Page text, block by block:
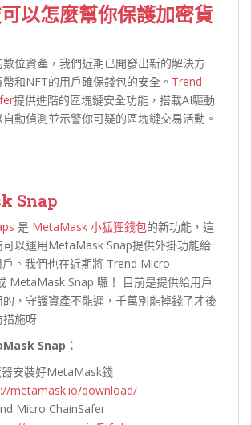
以怎麼幫你保護加密貨
位資產，我們近期已開發出新的解決方
和NFT的用戶確保錢包的安全。 Trend
提供進階的區塊鏈安全功能，搭載AI驅動
動偵測並示警你可疑的區塊鏈交易活動。
Snap
是 MetaMask 小狐狸錢包的新功能，這
以運用MetaMask Snap提供外掛功能給
。我們也在近期將 Trend Micro
MetaMask Snap 囉！ 目前是提供給用戶
，守護資產不能遲，千萬別能掉錢了才後
措施呀
Snap：
安裝好MetaMask錢
metamask.io/download/
Micro ChainSafer